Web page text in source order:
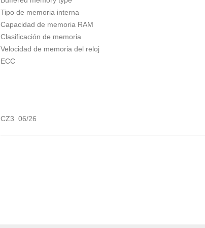
Tipo de memoria interna
Capacidad de memoria RAM
Clasificación de memoria
Velocidad de memoria del reloj
ECC
CZ3 06/26